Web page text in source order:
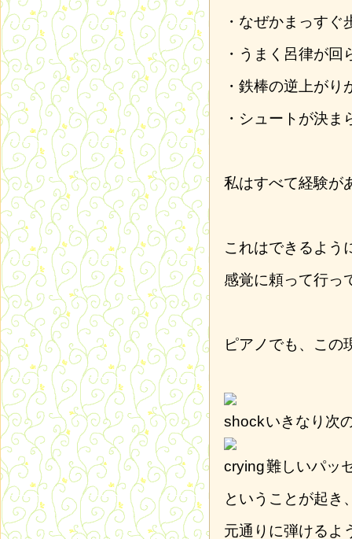
・なぜかまっすぐ
・うまく呂律が回
・鉄棒の逆上がり
・シュートが決ま
私はすべて経験が
これはできるよう
感覚に頼って行っ
ピアノでも、この
いきなり次
難しいパッ
ということが起き
元通りに弾けるよ